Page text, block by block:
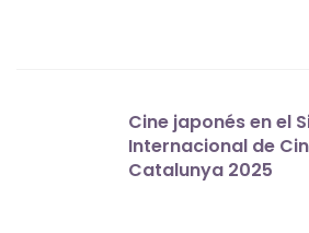
Cine japonés en el
Internacional de
Catalunya 2025